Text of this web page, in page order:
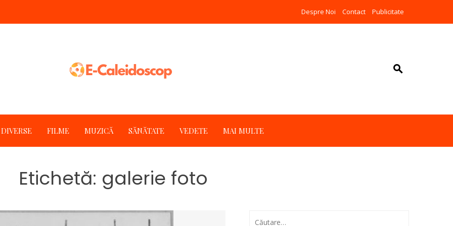
Despre Noi Contact Publicitate
DIVERSE FILME MUZICĂ SĂNĂTATE VEDETE MAI MULTE
Etichetă: galerie foto